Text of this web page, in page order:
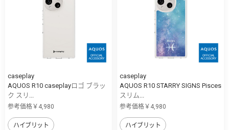
caseplay
AQUOS R10 caseplayロゴ ブラッ
ク スリ...
参考価格￥4,980
ハイブリット
caseplay
AQUOS R10 STARRY SIGNS Pisces
スリム...
参考価格￥4,980
ハイブリット